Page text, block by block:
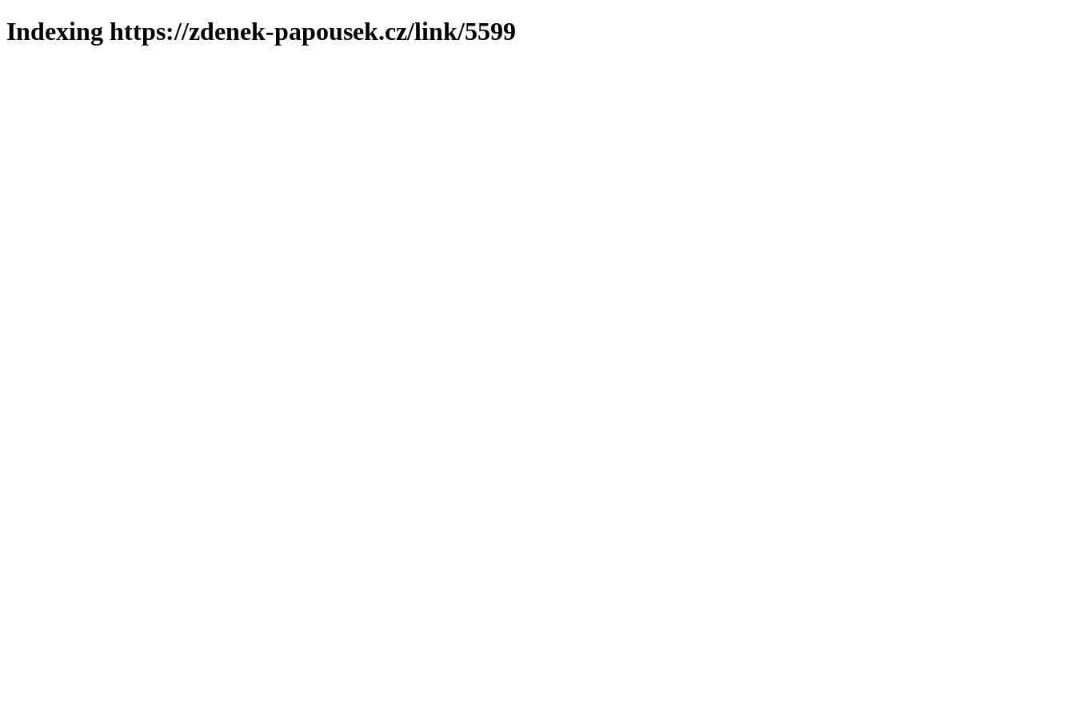
Indexing https://zdenek-papousek.cz/link/5599